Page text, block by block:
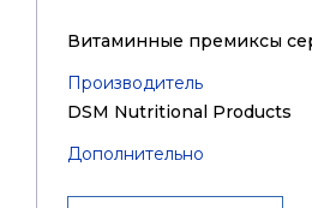
Витаминные премиксы
Производитель
DSM Nutritional Products
Дополнительно